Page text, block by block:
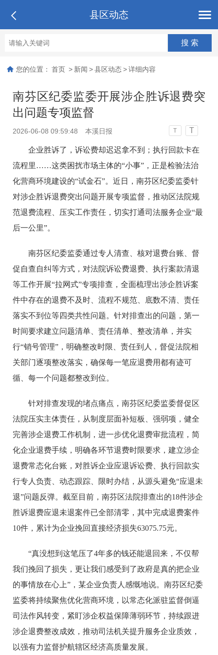
县区动态
您的位置： 首页 > 新闻 > 县区动态 > 详细内容
南芬区纪委监委开展涉企胜诉退费突
出问题专项监督
2026-06-08 09:59:48 本溪日报 T T
企业胜诉了，诉讼费却迟迟拿不到；执行回款卡在
流程里……这类困扰市场主体的“小事”，正是检验法治
化营商环境建设的“试金石”。近日，南芬区纪委监委针
对涉企胜诉退费突出问题开展专项监督，推动区法院规
范退费流程、压实工作责任，切实打通司法服务企业“最
后一公里”。
南芬区纪委监委通过专人清查、核对退费台账、督
促自查自纠等方式，对法院诉讼费退费、执行案款清退
等工作开展“拉网式”专项排查，全面梳理出涉企胜诉案
件中存在的退费不及时、流程不规范、底数不清、责任
落实不到位等四类共性问题。针对排查出的问题，第一
时间要求建立问题清单、责任清单、整改清单，并实
行“销号管理”，明确整改时限、责任到人，督促法院相
关部门逐项整改落实，确保每一笔应退费用都有迹可
循、每一个问题都整改到位。
针对排查发现的堵点痛点，南芬区纪委监委督促区
法院压实主体责任，从制度层面补短板、强弱项，健全
完善涉企退费工作机制，进一步优化退费审批流程，简
化企业退费手续，明确各环节退费时限要求，建立涉企
退费常态化台账，对胜诉企业应退诉讼费、执行回款实
行专人负责、动态跟踪、限时办结，从源头避免“应退未
退”问题反弹。截至目前，南芬区法院排查出的18件涉企
胜诉退费应退未退案件已全部清零，其中完成退费案件
10件，累计为企业挽回直接经济损失63075.75元。
“真没想到这笔压了4年多的钱还能退回来，不仅帮
我们挽回了损失，更让我们感受到了政府是真的把企业
的事情放在心上”，某企业负责人感慨地说。南芬区纪委
监委将持续聚焦优化营商环境，以常态化派驻监督倒逼
司法作风转变，紧盯涉企权益保障薄弱环节，持续跟进
涉企退费整改成效，推动司法机关提升服务企业质效，
以强有力监督护航辖区经济高质量发展。